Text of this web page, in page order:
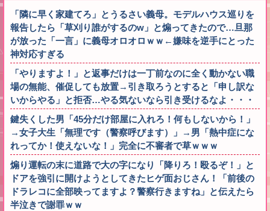
「隣に早く家建てろ」とうるさい義母。モデルハウス巡りを
報告したら「草刈り誰がするのw」と煽ってきたので…旦那
が放った「一言」に義母オロオロｗｗ←嫌味を逆手にとった
神対応すぎる
「やりますよ！」と返事だけは一丁前なのに全く動かない職
場の無能、催促しても放置→引き取ろうとすると「申し訳な
いからやる」と拒否…やる気ないなら引き受けるなよ・・・
鍵失くした男「45分だけ部屋に入れろ！何もしないから！」
→女子大生「無理です（警察呼びます）」→男「熱中症にな
れってか！使えないな！」完全に不審者で草ｗｗｗ
煽り運転の末に道路で大の字になり「降りろ！殴るぞ！」と
ドアを強引に開けようとしてきたヒゲ面おじさん！「前後の
ドラレコに全部映ってますよ？警察行きますね」と伝えたら
半泣きで謝罪ｗｗ